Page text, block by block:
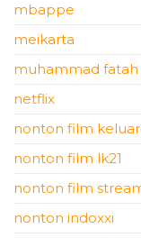
mbappe
meikarta
muhammad fatah
netflix
nonton film
nonton film lk21
nonton film
nonton indoxxi